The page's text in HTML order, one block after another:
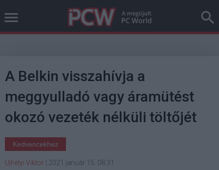
A Belkin visszahívja a
meggyulladó vagy áramütést
okozó vezeték nélküli töltőjét
Kedvencekhez
Ujhelyi Viktor 2021 január 15. 08:31